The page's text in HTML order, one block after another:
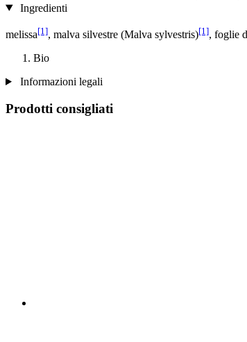
Ingredienti
melissa[1], malva silvestre (Malva sylvestris)[1], foglie
Bio
Informazioni legali
Prodotti consigliati